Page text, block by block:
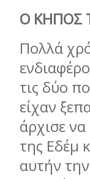
Ο ΚΗΠΟΣ
Πολλά
τις δύο
είχαν
άρχισε να
της Εδέμ
αυτήν την